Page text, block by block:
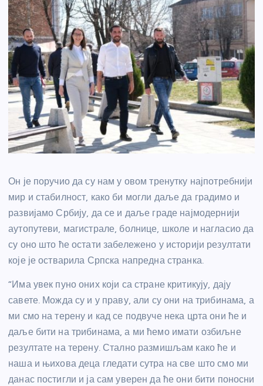
Он је поручио да су нам у овом тренутку најпотребнији
мир и стабилност, како би могли даље да градимо и
развијамо Србију, да се и даље граде најмодернији
аутопутеви, магистрале, болнице, школе и нагласио да
су оно што ће остати забележено у историји резултати
које је остварила Српска напредна странка.
“Има увек пуно оних који са стране критикују, дају
савете. Можда су и у праву, али су они на трибинама, а
ми смо на терену и кад се подвуче нека црта они ће и
даље бити на трибинама, а ми ћемо имати озбиљне
резултате на терену. Стално размишљам како ће и
наша и њихова деца гледати сутра на све што смо ми
данас постигли и ја сам уверен да ће они бити поносни